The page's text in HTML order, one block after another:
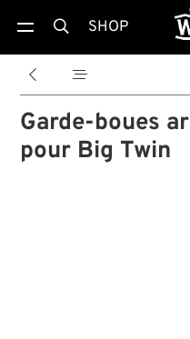
 SHOP
 
Garde-boues
pour Big Twin